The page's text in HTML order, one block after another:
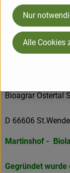
Märkten und als
Bioläden in
Bioagrar Ostertal
D 66606 St.Wendel
Martinshof -
Gegründet
Nur
Alle Cookies